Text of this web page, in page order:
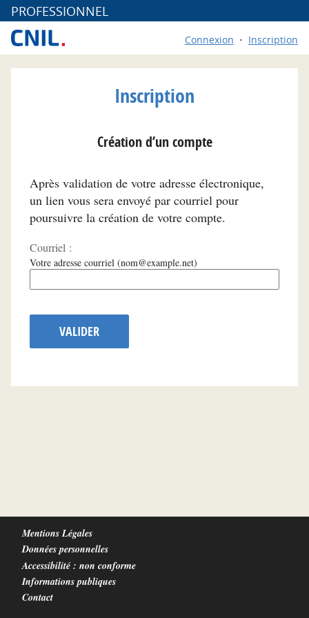
PROFESSIONNEL
Connexion Inscription
Inscription
Création d’un compte
Après validation de votre adresse électronique,
un lien vous sera envoyé par courriel pour
poursuivre la création de votre compte.
Courriel :
*
Votre adresse courriel (nom@example.net)
VALIDER
Mentions Légales
Données personnelles
Accessibilité : non conforme
Informations publiques
Contact